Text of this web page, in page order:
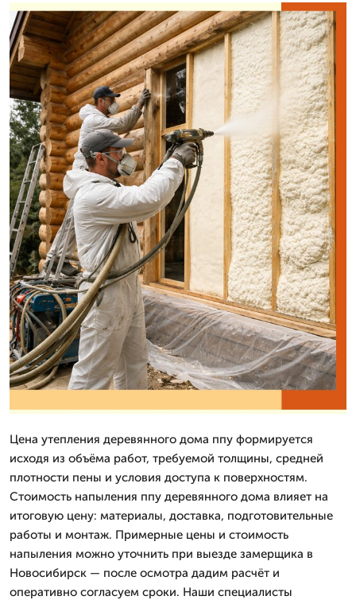
Цена утепления деревянного дома ппу формируется
исходя из объёма работ, требуемой толщины, средней
плотности пены и условия доступа к поверхностям.
Стоимость напыления ппу деревянного дома влияет на
итоговую цену: материалы, доставка, подготовительные
работы и монтаж. Примерные цены и стоимость
напыления можно уточнить при выезде замерщика в
Новосибирск — после осмотра дадим расчёт и
оперативно согласуем сроки. Наши специалисты